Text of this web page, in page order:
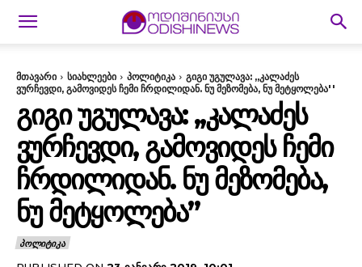
მთავარი სიახლეები პოლიტიკა
გიგი უგულავა: ,,კალაძეს
ვურჩევდი, გამოვიდეს ჩემი ჩრდილიდან. ნუ მეზომება, ნუ მეტყოლება''
ᲒᲘᲒᲘ ᲣᲒᲣᲚᲐᲕᲐ: ,,ᲙᲐᲚᲐᲫᲔᲡ
ᲕᲣᲠᲩᲔᲕᲓᲘ, ᲒᲐᲛᲝᲕᲘᲓᲔᲡ ᲩᲔᲛᲘ
ᲩᲠᲓᲘᲚᲘᲓᲐᲜ. ᲜᲣ ᲛᲔᲖᲝᲛᲔᲑᲐ,
ᲜᲣ ᲛᲔᲢᲧᲝᲚᲔᲑᲐ”
ᲞᲝᲚᲘᲢᲘᲙᲐ